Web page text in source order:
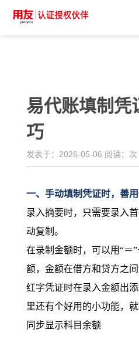
易代账填制凭
巧
发表于：2026-05-06 阅读： 次
一、手动填制凭证时，善
录入摘要时，只需要录入
动复制。
在录制金额时，可以用“＝
额，金额在借方和贷方之
红字凭证时在录入金额出
里还有个好用的小功能，
同步显示科目余额